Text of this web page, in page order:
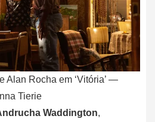
Alan Rocha em ‘Vitória’ —
Tierie
Waddington,